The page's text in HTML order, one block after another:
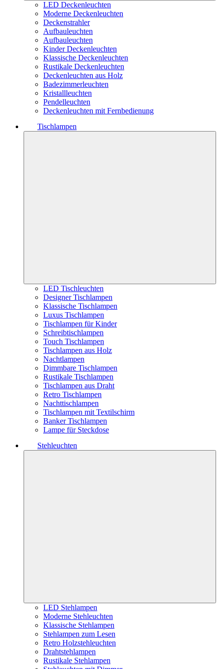
LED Deckenleuchten
Moderne Deckenleuchten
Deckenstrahler
Aufbauleuchten
Aufbauleuchten
Kinder Deckenleuchten
Klassische Deckenleuchten
Rustikale Deckenleuchten
Deckenleuchten aus Holz
Badezimmerleuchten
Kristallleuchten
Pendelleuchten
Deckenleuchten mit Fernbedienung
Tischlampen
LED Tischleuchten
Designer Tischlampen
Klassische Tischlampen
Luxus Tischlampen
Tischlampen für Kinder
Schreibtischlampen
Touch Tischlampen
Tischlampen aus Holz
Nachtlampen
Dimmbare Tischlampen
Rustikale Tischlampen
Tischlampen aus Draht
Retro Tischlampen
Nachttischlampen
Tischlampen mit Textilschirm
Banker Tischlampen
Lampe für Steckdose
Stehleuchten
LED Stehlampen
Moderne Stehleuchten
Klassische Stehlampen
Stehlampen zum Lesen
Retro Holzstehleuchten
Drahtstehlampen
Rustikale Stehlampen